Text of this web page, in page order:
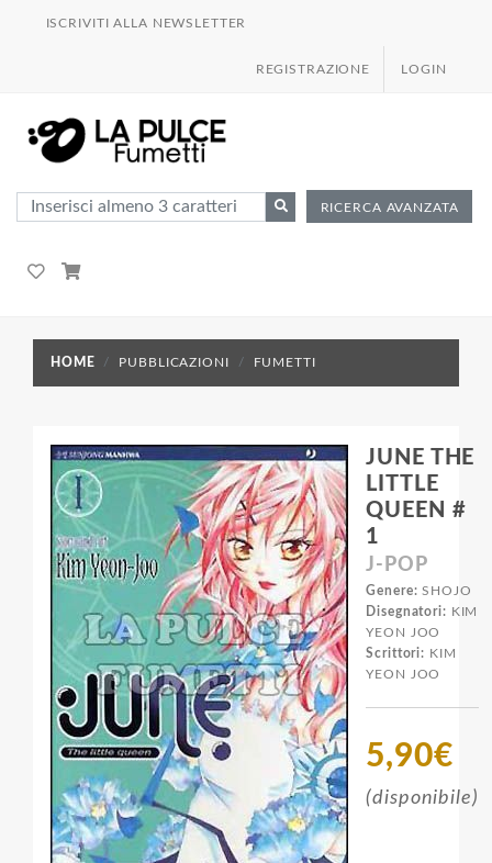
ISCRIVITI ALLA NEWSLETTER
REGISTRAZIONE LOGIN
RICERCA AVANZATA
HOME PUBBLICAZIONI FUMETTI
JUNE THE
LITTLE
QUEEN #
1
J-POP
Genere: SHOJO
Disegnatori: KIM
YEON JOO
Scrittori: KIM
YEON JOO
5,90€
(disponibile)